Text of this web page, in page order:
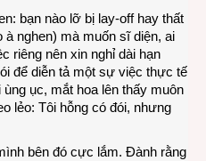
bạn nào lỡ bị lay-off hay thất
à nghen) mà muốn sĩ diện, ai
riêng nên xin nghỉ dài hạn
để diễn tả một sự việc thực tế
ục, mắt hoa lên thấy muôn
lẻo: Tôi hỗng có đói, nhưng
bên đó cực lắm. Đành rằng